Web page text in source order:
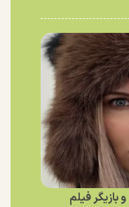
بازیگر فیلم